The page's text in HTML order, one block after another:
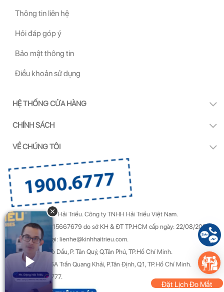
Thông tin liên hệ
Hỏi đáp góp ý
Bảo mật thông tin
Điều khoản sử dụng
HỆ THỐNG CỬA HÀNG
CHÍNH SÁCH
VỀ CHÚNG TÔI
Copyright by Kính Hải Triều.Công ty TNHH Hải Triều Việt Nam.
GPDKKD Số: 0315667679 do sở KH & ĐT TP.HCM cấp ngày: 22/08/2022.
Góp ý & Khiếu nại: lienhe@kinhhaitrieu.com.
Địa chỉ: 50/22 Gò Dầu, P. Tân Quý, Q.Tân Phú, TP.Hồ Chí Minh.
Trụ sở chính: 156A Trần Quang Khải, P.Tân Định, Q.1, TP.Hồ Chí Minh.
Hotline: 1900 6777.
Đặt Lịch Đo Mắt